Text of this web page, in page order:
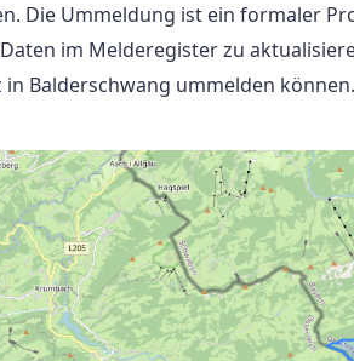
Die Ummeldung ist ein formaler
im Melderegister zu
in Balderschwang ummelden können.